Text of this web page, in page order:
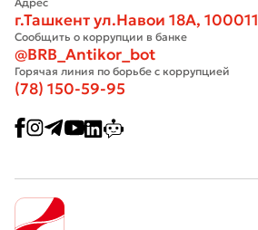
г.Ташкент ул.Навои 18А, 100011
Сообщить о коррупции в банке
@BRB_Antikor_bot
Горячая линия по борьбе с коррупцией
(78) 150-59-95